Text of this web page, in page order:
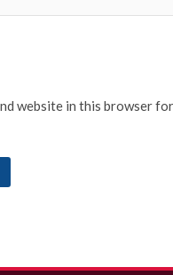
website in this browser